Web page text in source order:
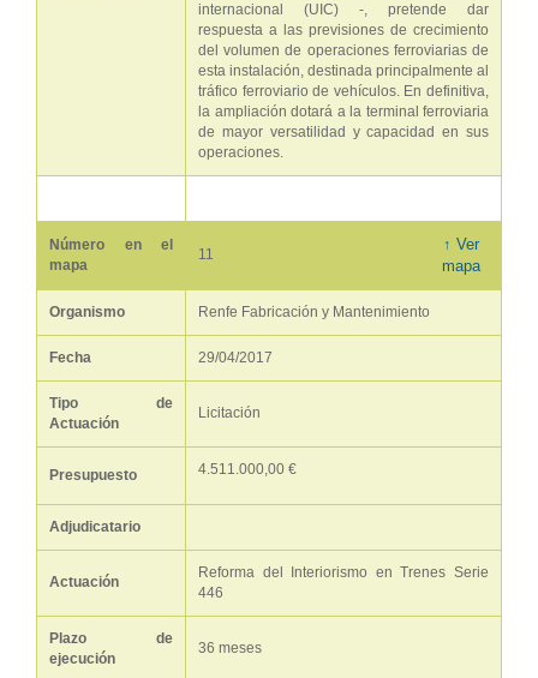
internacional (UIC) -, pretende dar
respuesta a las previsiones de crecimiento
del volumen de operaciones ferroviarias de
esta instalación, destinada principalmente al
tráfico ferroviario de vehículos. En definitiva,
la ampliación dotará a la terminal ferroviaria
de mayor versatilidad y capacidad en sus
operaciones.
Número en el
mapa
11
↑ Ver
mapa
Organismo Renfe Fabricación y Mantenimiento
Fecha 29/04/2017
Tipo de
Actuación
Licitación
Presupuesto 4.511.000,00 €
Adjudicatario
Actuación
Reforma del Interiorismo en Trenes Serie
446
Plazo de
ejecución
36 meses